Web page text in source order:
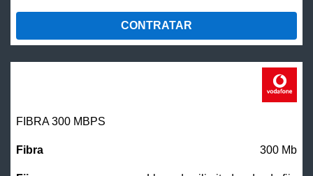
CONTRATAR
FIBRA 300 MBPS
300 Mb